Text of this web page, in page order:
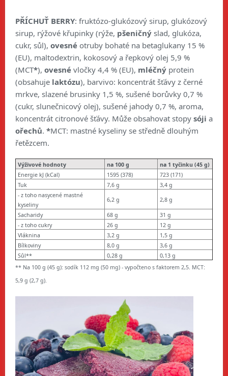
PŘÍCHUŤ BERRY: fruktózo-glukózový sirup, glukózový
sirup, rýžové křupinky (rýže, pšeničný slad, glukóza,
cukr, sůl), ovesné otruby bohaté na betaglukany 15 %
(EU), maltodextrin, kokosový a řepkový olej 5,9 %
(MCT*), ovesné vločky 4,4 % (EU), mléčný protein
(obsahuje laktózu), barvivo: koncentrát šťávy z černé
mrkve, slazené brusinky 1,5 %, sušené borůvky 0,7 %
(cukr, slunečnicový olej), sušené jahody 0,7 %, aroma,
koncentrát citronové šťávy. Může obsahovat stopy sóji a
ořechů. *MCT: mastné kyseliny se středně dlouhým
řetězcem.
Výživové hodnoty na 100 g
na 1 tyčinku (45 g)
Energie kJ (kCal)
1595 (378)
723 (171)
Tuk
7,6 g
3,4 g
- z toho nasycené mastné
kyseliny
6,2 g 2,8 g
Sacharidy 68 g
31 g
- z toho cukry
26 g
12 g
Vláknina
3,2 g
1,5 g
Bílkoviny
8,0 g
3,6 g
Sůl**
0,28 g
0,13 g
** Na 100 g (45 g): sodík 112 mg (50 mg) - vypočteno s faktorem 2,5. MCT:
5,9 g (2,7 g).